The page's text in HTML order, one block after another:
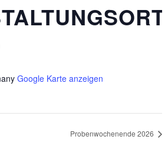
Google Karte anzeigen
Probenwochenende 2026